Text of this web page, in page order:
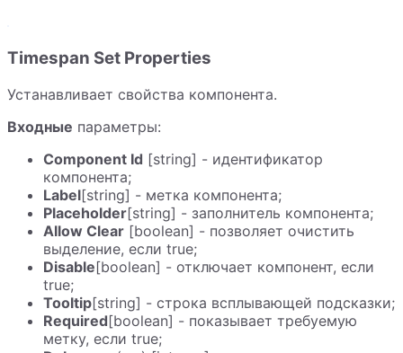
Timespan Set Properties
Устанавливает свойства компонента.
Входные параметры:
Component Id [string] - идентификатор
компонента;
Label[string] - метка компонента;
Placeholder[string] - заполнитель компонента;
Allow Clear [boolean] - позволяет очистить
выделение, если true;
Disable[boolean] - отключает компонент, если
true;
Tooltip[string] - строка всплывающей подсказки;
Required[boolean] - показывает требуемую
метку, если true;